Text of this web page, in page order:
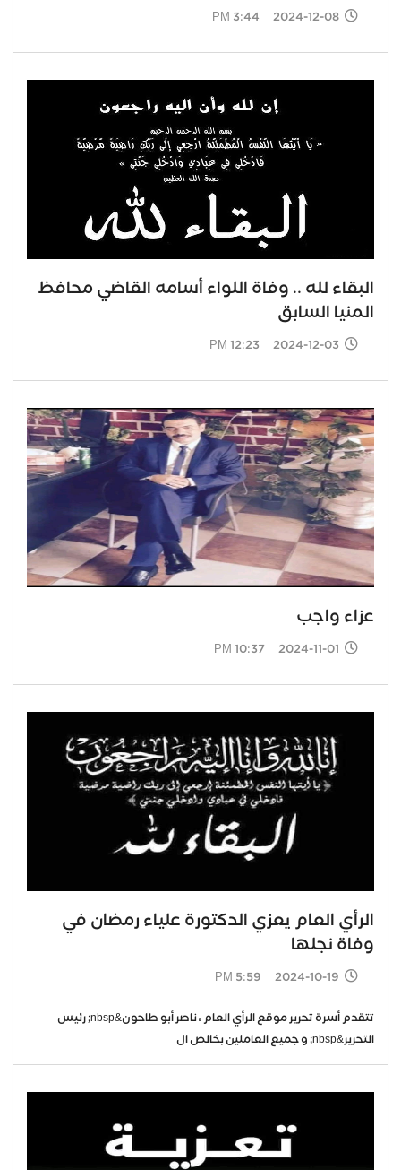
2024-12-08 3:44 PM
البقاء لله .. وفاة اللواء أسامه القاضي محافظ
المنيا السابق
2024-12-03 12:23 PM
عزاء واجب
2024-11-01 10:37 PM
الرأي العام يعزي الدكتورة علياء رمضان في
وفاة نجلها
2024-10-19 5:59 PM
تتقدم أسرة تحرير موقع الرأي العام ، ناصر أبو طاحون&nbsp; رئيس
التحرير&nbsp; و جميع العاملين بخالص ال